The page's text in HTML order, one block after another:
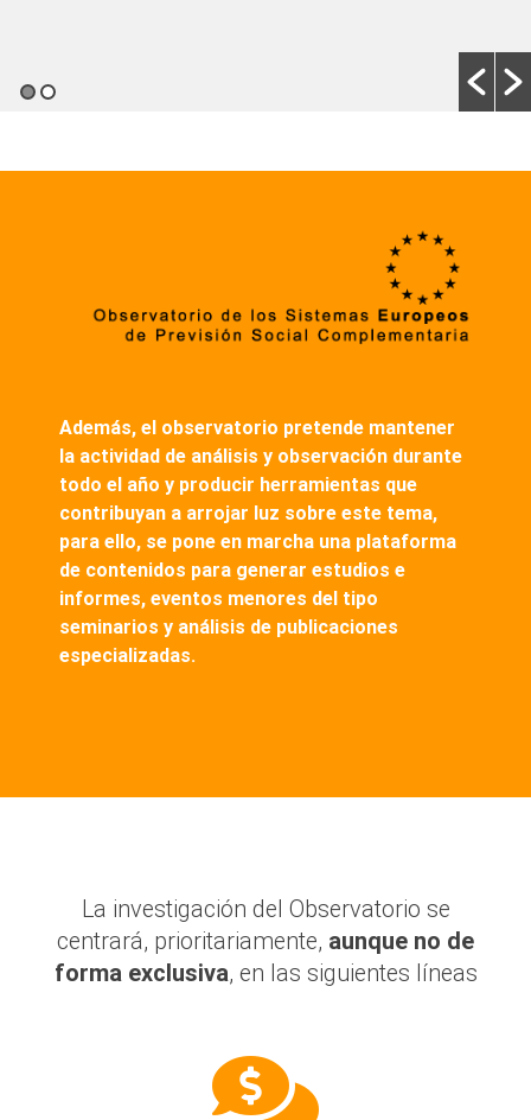
Además, el observatorio pretende mantener
la actividad de análisis y observación durante
todo el año y producir herramientas que
contribuyan a arrojar luz sobre este tema,
para ello, se pone en marcha una plataforma
de contenidos para generar estudios e
informes, eventos menores del tipo
seminarios y análisis de publicaciones
especializadas.
La investigación del Observatorio se
centrará, prioritariamente, aunque no de
forma exclusiva, en las siguientes líneas